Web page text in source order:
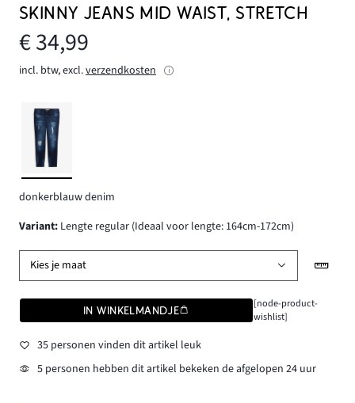
SKINNY JEANS MID WAIST, STRETCH
€ 34,99
incl. btw, excl.verzendkosten
donkerblauw denim
Variant: Lengte regular (Ideaal voor lengte: 164cm-172cm)
Kies je maat
IN WINKELMANDJE
[node-product-
wishlist]
35 personen vinden dit artikel leuk
5 personen hebben dit artikel bekeken de afgelopen 24 uur